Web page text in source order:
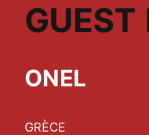
GUEST
ONEL
GRÈCE